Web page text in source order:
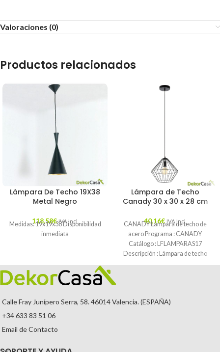
Valoraciones (0)
Productos relacionados
Lámpara De Techo 19X38
Metal Negro
118,58€ IVA Incl.
Medidas: 19x19x38 Disponibilidad
inmediata
Lámpara de Techo
Canady 30 x 30 x 28 cm
40,16€ IVA Incl.
CANADY Lámpara de techo de
acero Programa : CANADY
Catálogo : LFLAMPARAS17
Descripción : Lámpara de techo
hecha de varillas
Calle Fray Junípero Serra, 58. 46014 Valencia. (ESPAÑA)
+34 633 83 51 06
Email de Contacto